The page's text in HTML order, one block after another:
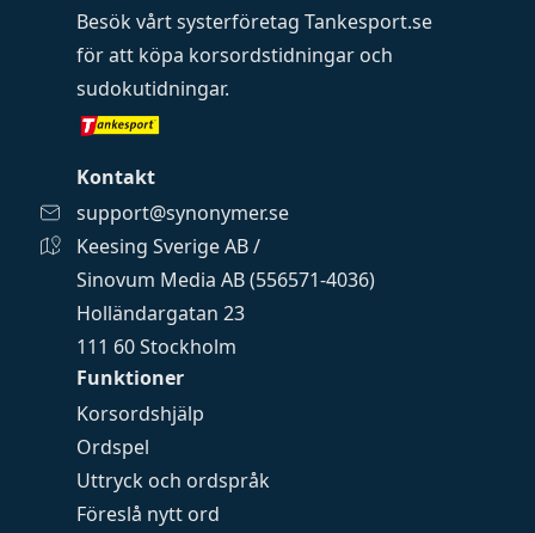
Funktioner
Korsordshjälp
Ordspel
Uttryck och ordspråk
Föreslå nytt ord
Besök vårt systerföretag Tankesport.se
för att köpa korsordstidningar och
sudokutidningar.
Kontakt
support@synonymer.se
Keesing Sverige AB /
Sinovum Media AB (556571-4036)
Holländargatan 23
111 60 Stockholm